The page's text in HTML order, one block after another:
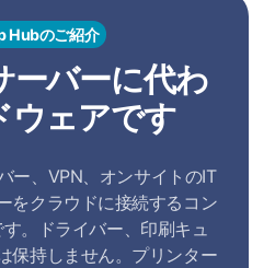
Hubのご紹介
ーバーに代わ
ウェアです
ー、VPN、オンサイトのIT
をクラウドに接続するコン
。ドライバー、印刷キュ
保持しません。プリンター